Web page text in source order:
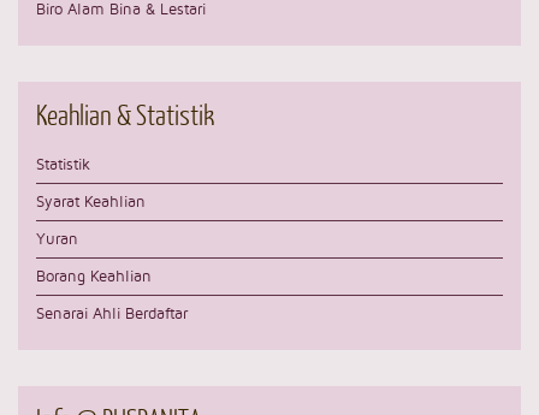
Biro Alam Bina & Lestari
Keahlian & Statistik
Statistik
Syarat Keahlian
Yuran
Borang Keahlian
Senarai Ahli Berdaftar